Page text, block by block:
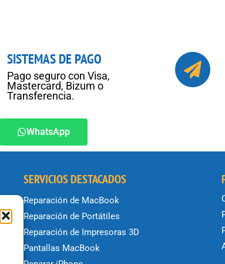
SISTEMAS DE PAGO
Pago seguro con Visa,
Mastercard, Bizum o
Transferencia.
WhatsApp
SERVICIOS DESTACADOS
Reparación de MacBook
Reparación de Portátiles
Reparación de Impresoras 3D
Pantallas MacBook